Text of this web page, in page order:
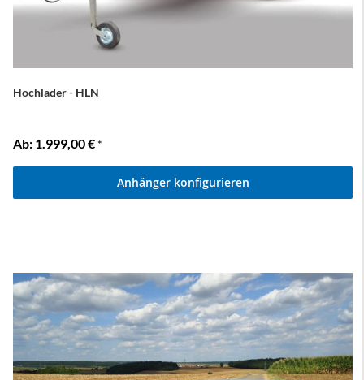
Hochlader - HLN
Ab 1.999,00 € *
Anhänger konfigurieren